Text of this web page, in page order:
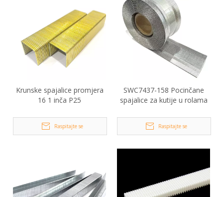
Krunske spajalice promjera
16 1 inča P25
Raspitajte se
SWC7437-158 Pocinčane
spajalice za kutije u rolama
Raspitajte se